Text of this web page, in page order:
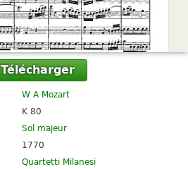
Télécharger
W A Mozart
K 80
Sol majeur
1770
Quartetti Milanesi